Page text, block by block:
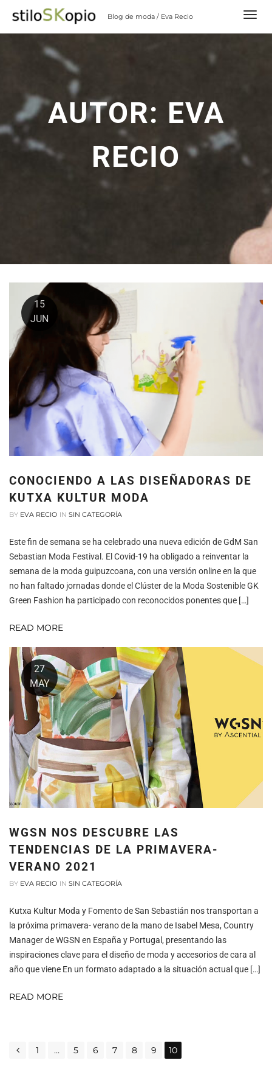
content
Blog de moda / Eva Recio
AUTOR: EVA
RECIO
15
JUN
CONOCIENDO A LAS DISEÑADORAS DE
KUTXA KULTUR MODA
BY EVA RECIO IN SIN CATEGORÍA
Este fin de semana se ha celebrado una nueva edición de GdM San
Sebastian Moda Festival. El Covid-19 ha obligado a reinventar la
semana de la moda guipuzcoana, con una versión online en la que
no han faltado jornadas donde el Clúster de la Moda Sostenible GK
Green Fashion ha participado con reconocidos ponentes que […]
READ MORE
27
MAY
WGSN NOS DESCUBRE LAS
TENDENCIAS DE LA PRIMAVERA-
VERANO 2021
BY EVA RECIO IN SIN CATEGORÍA
Kutxa Kultur Moda y Fomento de San Sebastián nos transportan a
la próxima primavera- verano de la mano de Isabel Mesa, Country
Manager de WGSN en España y Portugal, presentando las
inspiraciones clave para el diseño de moda y accesorios de cara al
año que viene En un formato adaptado a la situación actual que […]
READ MORE
NAVIGATION
1 … 5 6 7 8 9 10